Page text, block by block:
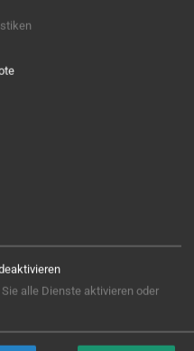
Platz für Großes! Aktuell
– aber wer weiß,
Wir sind bereit, wenn
alle Dienste aktivieren oder